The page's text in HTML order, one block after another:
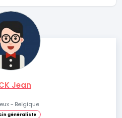
Jean
- Belgique
généraliste